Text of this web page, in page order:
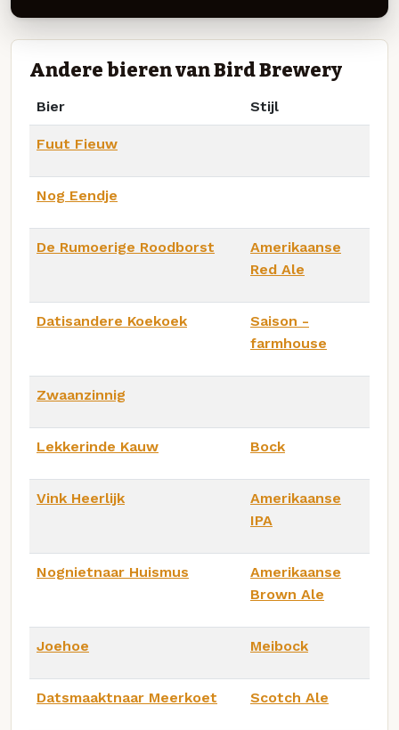
Andere bieren van Bird Brewery
Bier Stijl
Fuut Fieuw
Nog Eendje
De Rumoerige Roodborst
Amerikaanse
Red Ale
Datisandere Koekoek
Saison -
farmhouse
Zwaanzinnig
Lekkerinde Kauw Bock
Vink Heerlijk
Amerikaanse
IPA
Nognietnaar Huismus
Amerikaanse
Brown Ale
Joehoe Meibock
Datsmaaktnaar Meerkoet Scotch Ale